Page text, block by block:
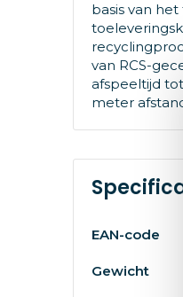
basis van
van RCS-
afspeeltijd
meter
EAN-code
Gewicht